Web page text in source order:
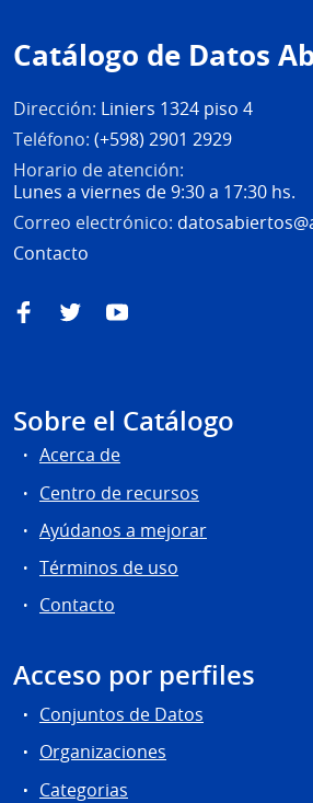
de
página
Catálogo de Datos
Dirección: Liniers 1324 piso 4
Teléfono: (+598) 2901 2929
Horario de atención:
Lunes a viernes de 9:30 a 17:30 hs.
Correo electrónico:
Contacto
FacebookTwitterYouTube
Sobre el Catálogo
Acerca de
Centro de recursos
Ayúdanos a mejorar
Términos de uso
Contacto
Acceso por perfiles
Conjuntos de Datos
Organizaciones
Categorias